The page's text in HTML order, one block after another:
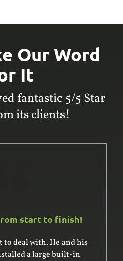
Our Word
It
fantastic 5/5 Star
its clients!
start to finish!
to deal with. He and his
a large built-in